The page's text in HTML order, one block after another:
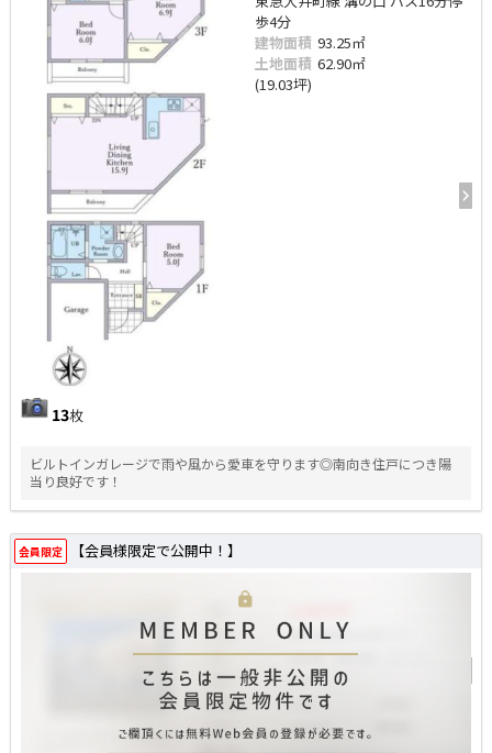
13枚
歩4分
建物面積 93.25㎡
土地面積 62.90㎡
(19.03坪)
ビルトインガレージで雨や風から愛車を守ります◎南向き住戸につき陽
当り良好です！
会員限定 【会員様限定で公開中！】